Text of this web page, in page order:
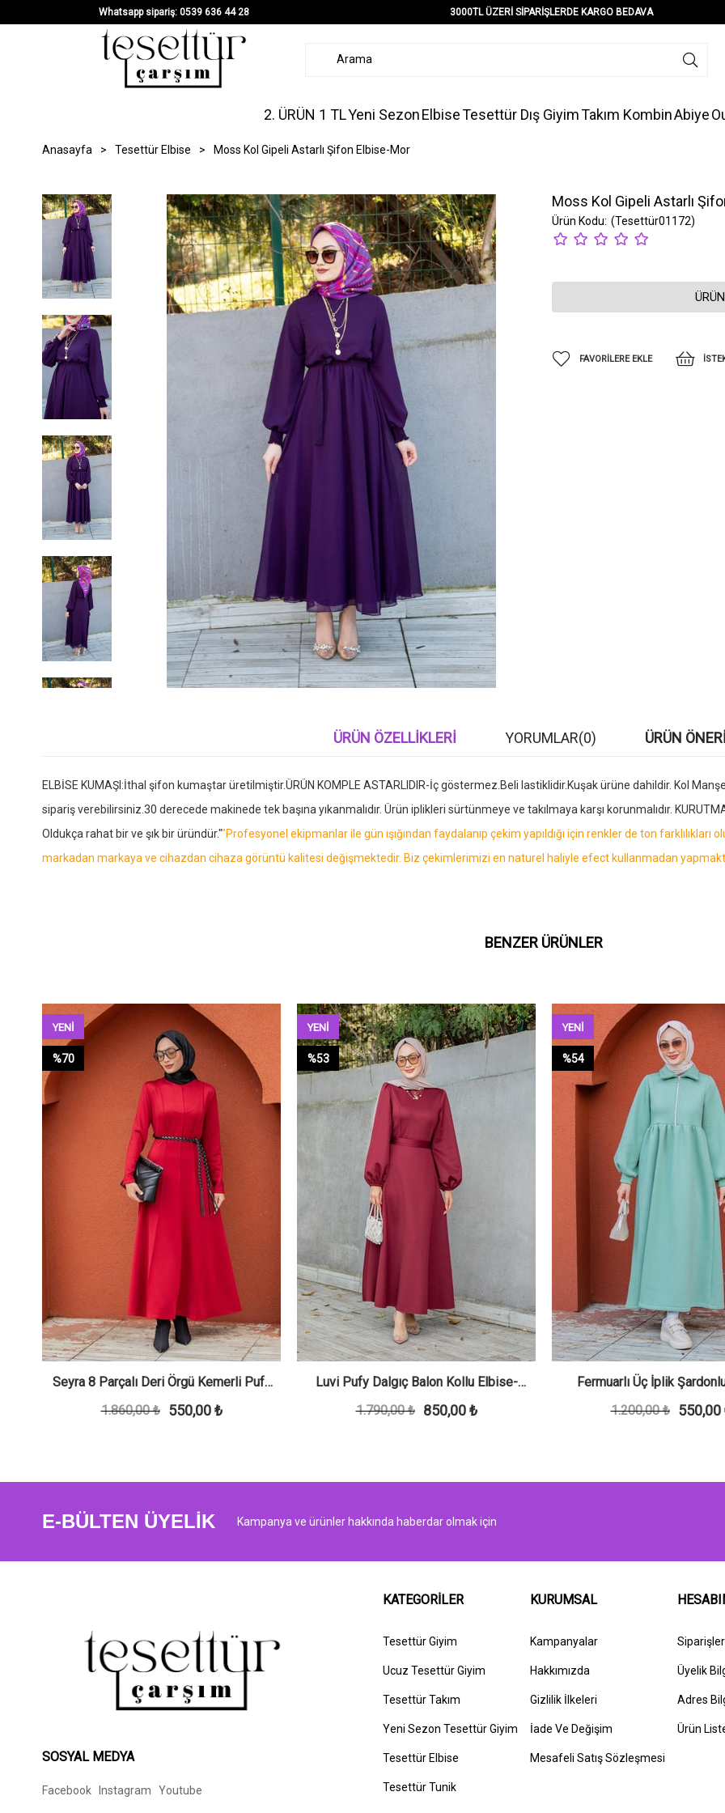
Whatsapp sipariş: 0539 636 44 28 3000TL ÜZERİ SİPARİŞLERDE KARGO BEDAVA
2. ÜRÜN 1 TLYeni SezonElbiseTesettür Dış GiyimTakım KombinAbiye
Anasayfa > Tesettür Elbise > Moss Kol Gipeli Astarlı Şifon Elbise-Mor
Moss Kol Gipeli Astarlı
(Tesettür01172)
FAVORILERE EKLE
ÜRÜN ÖZELLIKLERI YORUMLAR(0) ÜRÜN
ELBİSE KUMAŞI:İthal şifon kumaştar üretilmiştir.ÜRÜN KOMPLE ASTARLIDIR-İç göstermez.Beli lastiklidir.Kuşak ürüne dahildir. Kol
sipariş verebilirsiniz.30 derecede makinede tek başına yıkanmalıdır. Ürün iplikleri sürtünmeye ve takılmaya karşı korunmalıdır.
Oldukça rahat bir ve şık bir üründür.""Profesyonel ekipmanlar ile gün ışığından faydalanıp çekim yapıldığı için renkler de ton
markadan markaya ve cihazdan cihaza görüntü kalitesi değişmektedir. Biz çekimlerimizi en naturel haliyle efect kullanmadan
BENZER ÜRÜNLER
Seyra 8 Parçalı Deri Örgü Kemerli Pufy
Dalgıç Elbise-Bordo
550,00 ₺
1.860,00 ₺
%70
YENI
ÜRÜN
Luvi Pufy Dalgıç Balon Kollu Elbise-
Kırmızı850,00 ₺
1.790,00 ₺
%53
YENI
ÜRÜN
Fermuarlı Üç İplik
Elbise-Mint
550,00
1.200,00 ₺
%54
YENI
ÜRÜN
E-BÜLTEN ÜYELİK Kampanya ve ürünler hakkında haberdar olmak için
SOSYAL MEDYA
Facebook Instagram Youtube
KATEGORİLER
Tesettür Giyim
Ucuz Tesettür Giyim
Tesettür Takım
Yeni Sezon Tesettür Giyim
Tesettür Elbise
Tesettür Tunik
KURUMSAL
Kampanyalar
Hakkımızda
Gizlilik İlkeleri
İade Ve Değişim
Mesafeli Satış Sözleşmesi
Üyelik
Adres
Ürün